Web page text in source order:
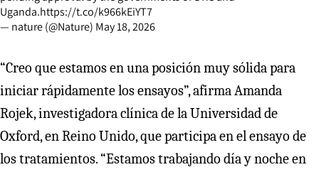
Uganda.https://t.co/k966kEiYT7
— nature (@Nature) May 18, 2026
“Creo que estamos en una posición muy sólida para
iniciar rápidamente los ensayos”, afirma Amanda
Rojek, investigadora clínica de la Universidad de
Oxford, en Reino Unido, que participa en el ensayo de
los tratamientos. “Estamos trabajando día y noche en